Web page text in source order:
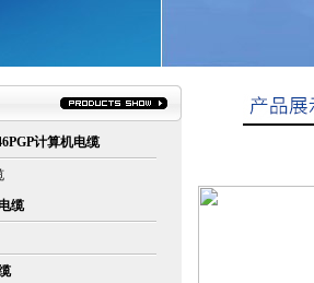
计算机电缆
缆